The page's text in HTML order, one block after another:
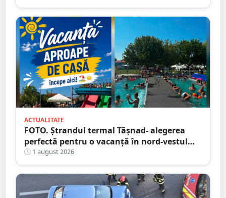
ACTUALITATE
FOTO. Ștrandul termal Tășnad- alegerea
perfectă pentru o vacanță în nord-vestul
României
1 august 2026